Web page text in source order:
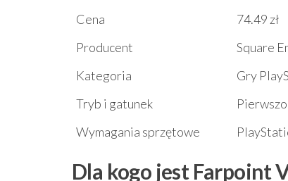
Cena
74.49 zł
Producent
Square
Kategoria
Gry
Tryb i gatunek
Wymagania sprzętowe
Dla kogo jest Farpoint